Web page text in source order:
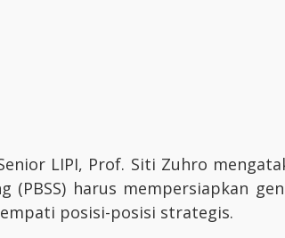
LIPI, Prof. Siti Zuhro
(PBSS) harus mempersiapkan
posisi-posisi strategis.